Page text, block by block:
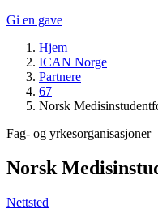
Gi en gave
Hjem
ICAN Norge
Partnere
67
Norsk
Fag- og yrkesorganisasjoner
Norsk
Nettsted